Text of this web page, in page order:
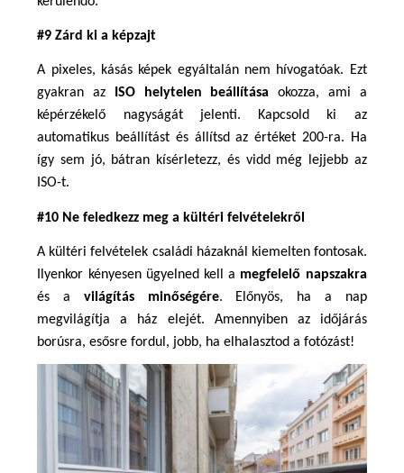
#9 Zárd ki a képzajt
A pixeles, kásás képek egyáltalán nem hívogatóak. Ezt
gyakran az
ISO helytelen beállítása okozza, ami a
képérzékelő nagyságát jelenti. Kapcsold ki az
automatikus beállítást és állítsd az értéket 200-ra. Ha
így sem jó, bátran kísérletezz, és vidd még lejjebb az
ISO-t.
#10 Ne feledkezz meg a kültéri felvételekről
A kültéri felvételek családi házaknál kiemelten fontosak.
Ilyenkor kényesen ügyelned kell a megfelelő napszakra
és a világítás minőségére. Előnyös, ha a nap
megvilágítja a ház elejét. Amennyiben az időjárás
borúsra, esősre fordul, jobb, ha elhalasztod a fotózást!